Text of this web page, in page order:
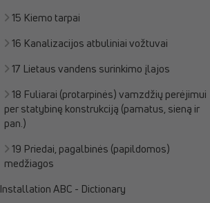
15 Kiemo tarpai
16 Kanalizacijos atbuliniai vožtuvai
17 Lietaus vandens surinkimo įlajos
18 Fuliarai (protarpinės) vamzdžių perėjimui
per statybinę konstrukciją (pamatus, sieną ir
pan.)
19 Priedai, pagalbinės (papildomos)
medžiagos
Installation ABC - Dictionary